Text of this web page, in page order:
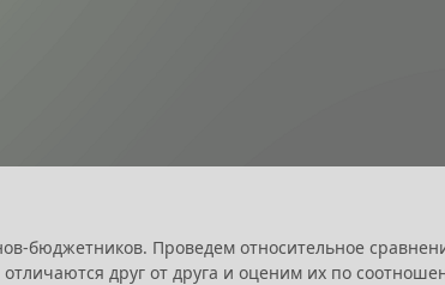
бюджетников. Проведем относительное
друг от друга и оценим их по